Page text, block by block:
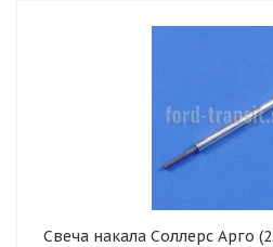
Свеча накала Соллерс Арго